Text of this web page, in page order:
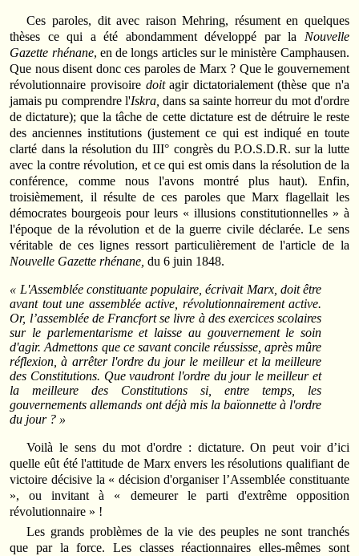
Ces paroles, dit avec raison Mehring, résument en quelques
thèses ce qui a été abondamment développé par la Nouvelle
Gazette rhénane, en de longs articles sur le ministère Camphausen.
Que nous disent donc ces paroles de Marx ? Que le gouvernement
révolutionnaire provisoire doitagir dictatorialement (thèse que n'a
jamais pu comprendre l'Iskra, dans sa sainte horreur du mot d'ordre
de dictature); que la tâche de cette dictature est de détruire le reste
des anciennes institutions (justement ce qui est indiqué en toute
clarté dans la résolution du III° congrès du P.O.S.D.R. sur la lutte
avec la contre révolution, et ce qui est omis dans la résolution de la
conférence, comme nous l'avons montré plus haut). Enfin,
troisièmement, il résulte de ces paroles que Marx flagellait les
démocrates bourgeois pour leurs « illusions constitutionnelles » à
l'époque de la révolution et de la guerre civile déclarée. Le sens
véritable de ces lignes ressort particulièrement de l'article de la
Nouvelle Gazette rhénane,du 6 juin 1848.
« L'Assemblée constituante populaire, écrivait Marx, doit être
avant tout une assemblée active, révolutionnairement active.
Or, l’assemblée de Francfort se livre à des exercices scolaires
sur le parlementarisme et laisse au gouvernement le soin
d'agir. Admettons que ce savant concile réussisse, après mûre
réflexion, à arrêter l'ordre du jour le meilleur et la meilleure
des Constitutions. Que vaudront l'ordre du jour le meilleur et
la meilleure des Constitutions si, entre temps, les
gouvernements allemands ont déjà mis la baïonnette à l'ordre
du jour ? »
Voilà le sens du mot d'ordre : dictature. On peut voir d’ici
quelle eût été l'attitude de Marx envers les résolutions qualifiant de
victoire décisive la « décision d'organiser l’Assemblée constituante
», ou invitant à « demeurer le parti d'extrême opposition
révolutionnaire » !
Les grands problèmes de la vie des peuples ne sont tranchés
que par la force. Les classes réactionnaires elles-mêmes sont